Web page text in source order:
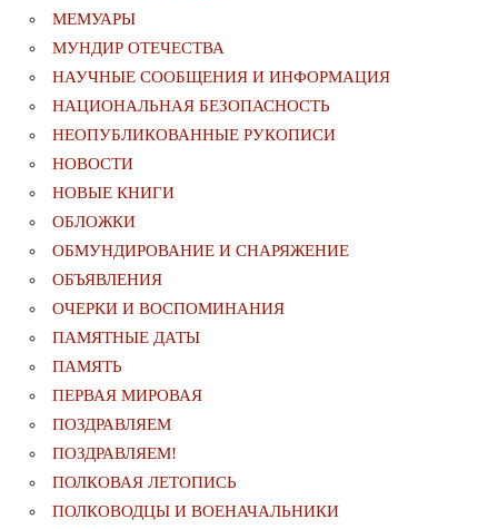
МЕМУАРЫ
МУНДИР ОТЕЧЕСТВА
НАУЧНЫЕ СООБЩЕНИЯ И ИНФОРМАЦИЯ
НАЦИОНАЛЬНАЯ БЕЗОПАСНОСТЬ
НЕОПУБЛИКОВАННЫЕ РУКОПИСИ
НОВОСТИ
НОВЫЕ КНИГИ
ОБЛОЖКИ
ОБМУНДИРОВАНИЕ И СНАРЯЖЕНИЕ
ОБЪЯВЛЕНИЯ
ОЧЕРКИ И ВОСПОМИНАНИЯ
ПАМЯТНЫЕ ДАТЫ
ПАМЯТЬ
ПЕРВАЯ МИРОВАЯ
ПОЗДРАВЛЯЕМ
ПОЗДРАВЛЯЕМ!
ПОЛКОВАЯ ЛЕТОПИСЬ
ПОЛКОВОДЦЫ И ВОЕНАЧАЛЬНИКИ